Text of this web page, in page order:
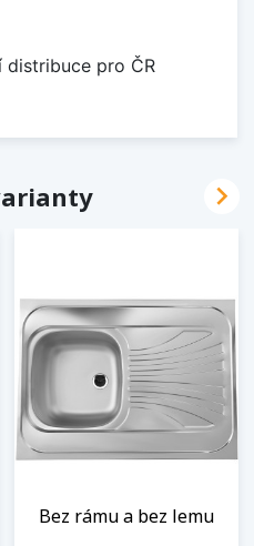
pro ČR
Bez rámu a bez lemu
